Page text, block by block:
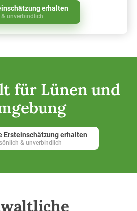
erhalten
& unverbindlich
für Lünen und
Ersteinschätzung erhalten
& unverbindlich